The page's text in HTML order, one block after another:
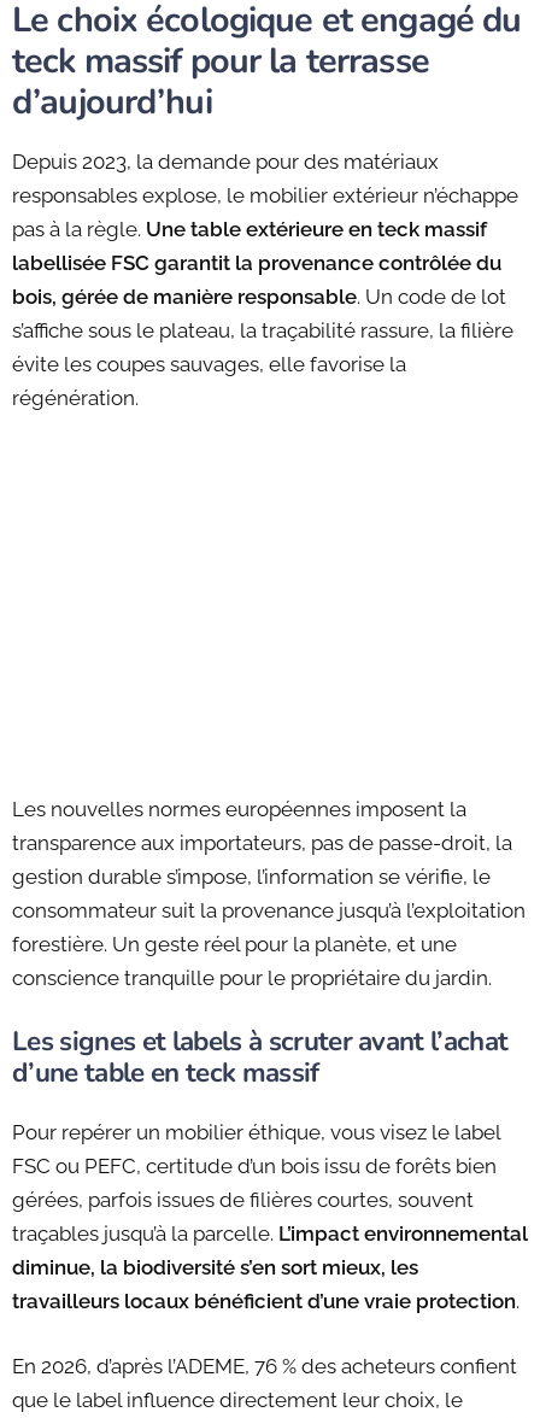
Le choix écologique et engagé du
teck massif pour la terrasse
d’aujourd’hui
Depuis 2023, la demande pour des matériaux
responsables explose, le mobilier extérieur n’échappe
pas à la règle. Une table extérieure en teck massif
labellisée FSC garantit la provenance contrôlée du
bois, gérée de manière responsable. Un code de lot
s’affiche sous le plateau, la traçabilité rassure, la filière
évite les coupes sauvages, elle favorise la
régénération.
Les nouvelles normes européennes imposent la
transparence aux importateurs, pas de passe-droit, la
gestion durable s’impose, l’information se vérifie, le
consommateur suit la provenance jusqu’à l’exploitation
forestière. Un geste réel pour la planète, et une
conscience tranquille pour le propriétaire du jardin.
Les signes et labels à scruter avant l’achat
d’une table en teck massif
Pour repérer un mobilier éthique, vous visez le label
FSC ou PEFC, certitude d’un bois issu de forêts bien
gérées, parfois issues de filières courtes, souvent
traçables jusqu’à la parcelle. L’impact environnemental
diminue, la biodiversité s’en sort mieux, les
travailleurs locaux bénéficient d’une vraie protection.
En 2026, d’après l’ADEME, 76 % des acheteurs confient
que le label influence directement leur choix, le